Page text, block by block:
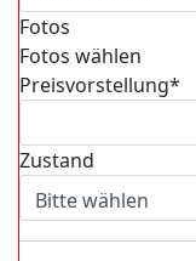
Fotos
Fotos wählen
Preisvorstellung*
Zustand